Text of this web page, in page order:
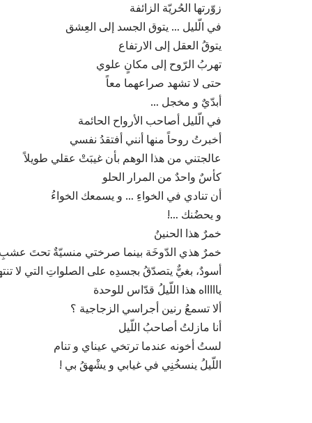
زوّرتها الحُريّة الزائفة
في الّليل … يتوق الجسد إلى العِشق
يتوقُ العقل إلى الارتفاع
تهربُ الرّوح إلى مكانٍ علوي
حتى لا تشهد صراعهما معاً
أبدّيٌ و مخجل …
في الّليل أصاحب الأرواح الحائمة
أخبرتُ روحاً منها أنني أفتقدُ نفسي
عالجتني من هذا الوهم بأن غيبَتْ عقلي طويلاً
كأسٌ واحدٌ من المرار الحلو
أن تنادي في الخواءِ … و يسمعك الخواءُ
و يحضُنك …!
خمرٌ هذا الحنينُ
خمرٌ هذي الدّوخَة بينما صرختي منسيّةٌ تحتَ عشبِ
أسودٌ، بغيٌّ يتصدّقُ بجسدِه على الصلواتِ التي لا
ياااااه هذا اللّيلُ قدّاس للوحدة
ألا تسمعُ رنين أجراسي الزجاجية ؟
أنا مازلتُ أصاحبُ اللّيل
لستُ أخونه عندما ترتخي عيناي و تنام
اللّيلُ ينسخُنِي في غيابي و يشْهقُ بي !